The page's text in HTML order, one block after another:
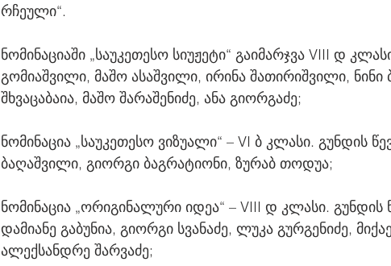
რჩეული“.
ნომინაციაში „საუკეთესო სიუჟეტი“ გაიმარჯვა VIII დ
გომიაშვილი, მაშო ასაშვილი, ირინა შათირიშვილი, ნინი
შხვაცაბაია, მაშო შარაშენიძე, ანა გიორგაძე;
ნომინაცია „საუკეთესო ვიზუალი“ – VI ბ კლასი. გუნდის
ბაღაშვილი, გიორგი ბაგრატიონი, ზურაბ თოდუა;
ნომინაცია „ორიგინალური იდეა“ – VIII დ კლასი. გუნდის
დამიანე გაბუნია, გიორგი სვანაძე, ლუკა გურგენიძე,
ალექსანდრე შარვაძე;